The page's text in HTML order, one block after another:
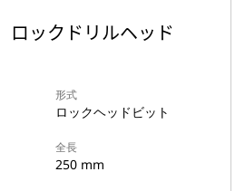
ロックドリルヘッド
形式
ロックヘッドビット
全長
250 mm